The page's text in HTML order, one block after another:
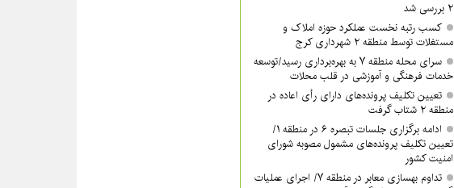
۲ بررسی شد
کسب رتبه نخست عملکرد حوزه املاک و
مستغلات توسط منطقه ۲ شهرداری کرج
سرای محله منطقه ۷ به بهره‌برداری رسید/توسعه
خدمات فرهنگی و آموزشی در قلب محلات
تعیین تکلیف پرونده‌های دارای رأی اعاده در
منطقه ۲ شتاب گرفت
ادامه برگزاری جلسات تبصره ۶ در منطقه ۱/
تعیین تکلیف پرونده‌های مشمول مصوبه شورای
امنیت کشور
تداوم بهسازی معابر در منطقه ۷/ اجرای عملیات